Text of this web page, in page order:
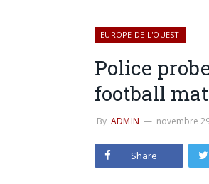
EUROPE DE L'OUEST
Police
football
By ADMIN novembre
Share